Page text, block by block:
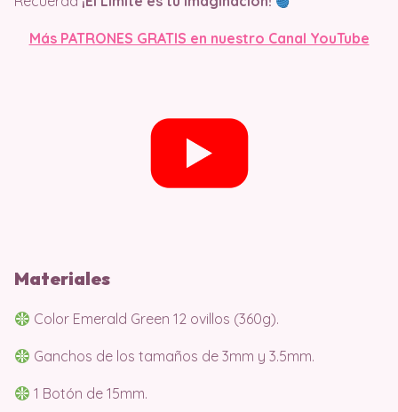
Más PATRONES GRATIS en nuestro Canal YouTube
Materiales
Color Emerald Green 12 ovillos (360g).
Ganchos de los tamaños de 3mm y 3.5mm.
1 Botón de 15mm.